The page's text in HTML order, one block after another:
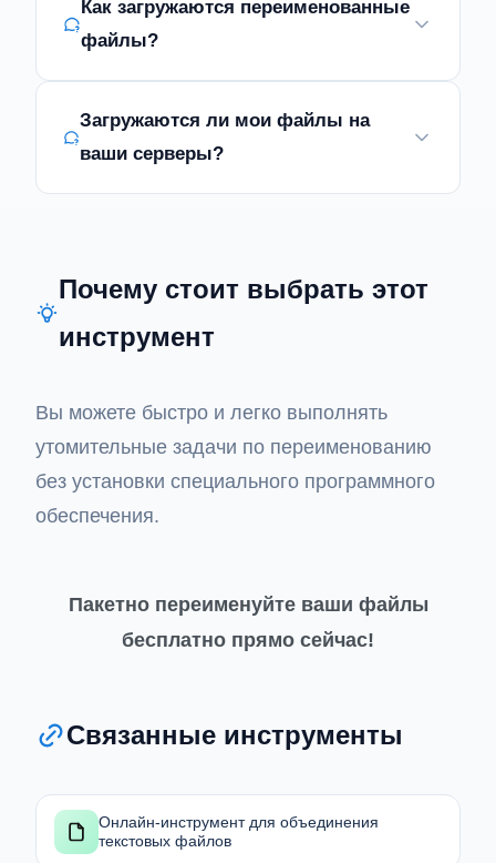
Как загружаются переименованные
файлы?
Загружаются ли мои файлы на
ваши серверы?
Почему стоит выбрать этот
инструмент
Вы можете быстро и легко выполнять
утомительные задачи по переименованию
без установки специального программного
обеспечения.
Пакетно переименуйте ваши файлы
бесплатно прямо сейчас!
Связанные инструменты
Онлайн-инструмент для объединения
текстовых файлов